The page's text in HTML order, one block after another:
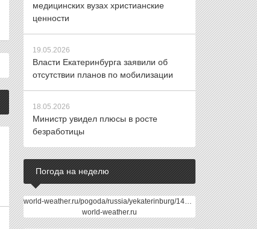
медицинских вузах христианские
ценности
19.05.2026
Власти Екатеринбурга заявили об
отсутствии планов по мобилизации
18.05.2026
Министр увидел плюсы в росте
безработицы
Погода на неделю
world-weather.ru/pogoda/russia/yekaterinburg/14days/
world-weather.ru